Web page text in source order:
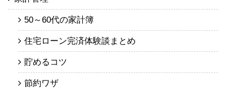
50～60代の家計簿
住宅ローン完済体験談まとめ
貯めるコツ
節約ワザ